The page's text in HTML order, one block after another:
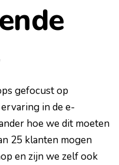
gefocust op
in de e-
hoe we dit moeten
25 klanten mogen
en zijn we zelf ook